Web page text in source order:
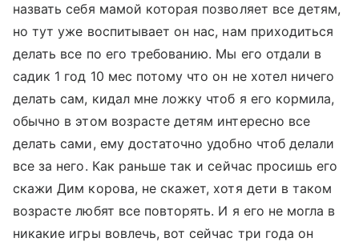
назвать себя мамой которая позволяет все детям,
но тут уже воспитывает он нас, нам приходиться
делать все по его требованию. Мы его отдали в
садик 1 год 10 мес потому что он не хотел ничего
делать сам, кидал мне ложку чтоб я его кормила,
обычно в этом возрасте детям интересно все
делать сами, ему достаточно удобно чтоб делали
все за него. Как раньше так и сейчас просишь его
скажи Дим корова, не скажет, хотя дети в таком
возрасте любят все повторять. И я его не могла в
никакие игры вовлечь, вот сейчас три года он